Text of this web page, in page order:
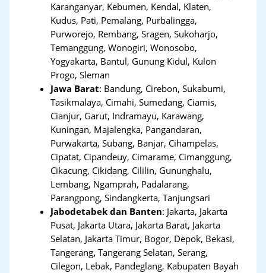
Karanganyar, Kebumen, Kendal, Klaten,
Kudus, Pati, Pemalang, Purbalingga,
Purworejo, Rembang, Sragen, Sukoharjo,
Temanggung, Wonogiri, Wonosobo,
Yogyakarta, Bantul, Gunung Kidul, Kulon
Progo, Sleman
Jawa Barat: Bandung, Cirebon, Sukabumi,
Tasikmalaya, Cimahi, Sumedang, Ciamis,
Cianjur, Garut, Indramayu, Karawang,
Kuningan, Majalengka, Pangandaran,
Purwakarta, Subang, Banjar, Cihampelas,
Cipatat, Cipandeuy, Cimarame, Cimanggung,
Cikacung, Cikidang, Cililin, Gununghalu,
Lembang, Ngamprah, Padalarang,
Parangpong, Sindangkerta, Tanjungsari
Jabodetabek dan Banten: Jakarta, Jakarta
Pusat, Jakarta Utara, Jakarta Barat, Jakarta
Selatan, Jakarta Timur, Bogor, Depok, Bekasi,
Tangerang,Tangerang Selatan, Serang,
Cilegon, Lebak, Pandeglang, Kabupaten Bayah